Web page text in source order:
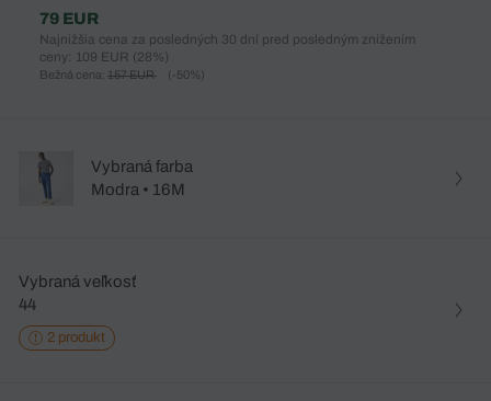
79 EUR
Najnižšia cena za posledných 30 dní pred posledným znížením
ceny: 109 EUR (28%)
Bežná cena: 157 EUR (-50%)
Vybraná farba
Modra • 16M
Vybraná veľkosť
44
2 produkt